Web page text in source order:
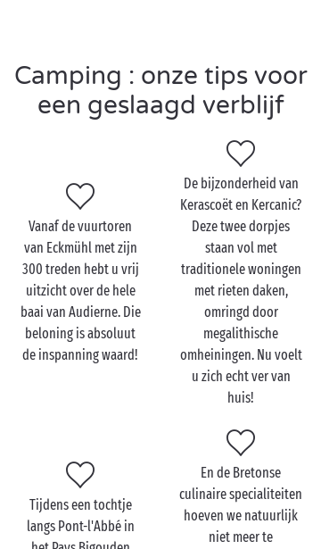
meer! Bij Sandaya nemen we campingvakanties
bijzonder serieus!
Bezoek Cornouaille met
de hele familie
Een verblijf met de familie
in Cornouaille is een
goede gelegenheid om de kleintjes kennis te laten
maken met de wonderen van de Bretonse natuur. En
dat zijn er veel: de Pointe du Raz die het uiteinde van
de wereld lijkt aan te geven, de
Glénan-archipel en
zijn turquoise water of de winderige duinen in de
baai van Audierne. Zowel groot als klein gaat hier
met veel plezier van de ene bezienswaardigheid naar
Bovendien ontbreken de activiteiten niet om uw
kleintjes hun energie te laten besteden, zowel op het
land als op het water:
wandelen, watersporten of
zandkastelenwedstrijd op een van de vele
familiestranden van de
, uw programma zal
Camping : onze tips voor
een geslaagd verblijf
Vanaf de vuurtoren
van Eckmühl met zijn
300 treden hebt u vrij
uitzicht over de hele
baai van Audierne. Die
beloning is absoluut
de inspanning waard!
De bijzonderheid van
Kerascoët en Kercanic?
Deze twee dorpjes
staan vol met
traditionele woningen
met rieten daken,
omringd door
megalithische
omheiningen. Nu voelt
u zich echt ver van
huis!
Tijdens een tochtje
langs Pont-l'Abbé in
En de Bretonse
culinaire specialiteiten
hoeven we natuurlijk
niet meer te